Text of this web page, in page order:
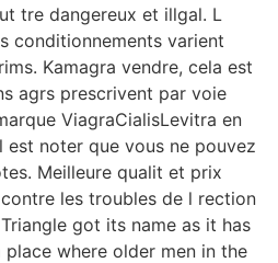
tre dangereux et illgal. L
conditionnements varient
Kamagra vendre, cela est
agrs prescrivent par voie
ViagraCialisLevitra en
est noter que vous ne pouvez
Meilleure qualit et prix
les troubles de l rection
got its name as it has
where older men in the